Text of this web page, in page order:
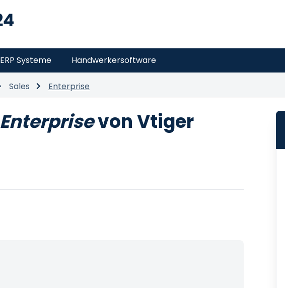
ERP Systeme Handwerkersoftware
Sales Enterprise
Enterprisevon Vtiger